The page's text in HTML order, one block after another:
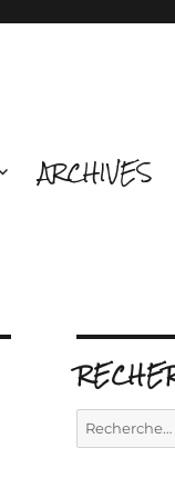
ARCHIVES
Recherche